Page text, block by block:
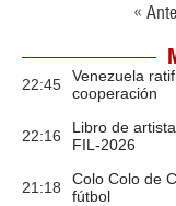
«
22:45
Venezuela
cooperación
22:16
Libro de
FIL-2026
21:18
Colo Colo de
fútbol